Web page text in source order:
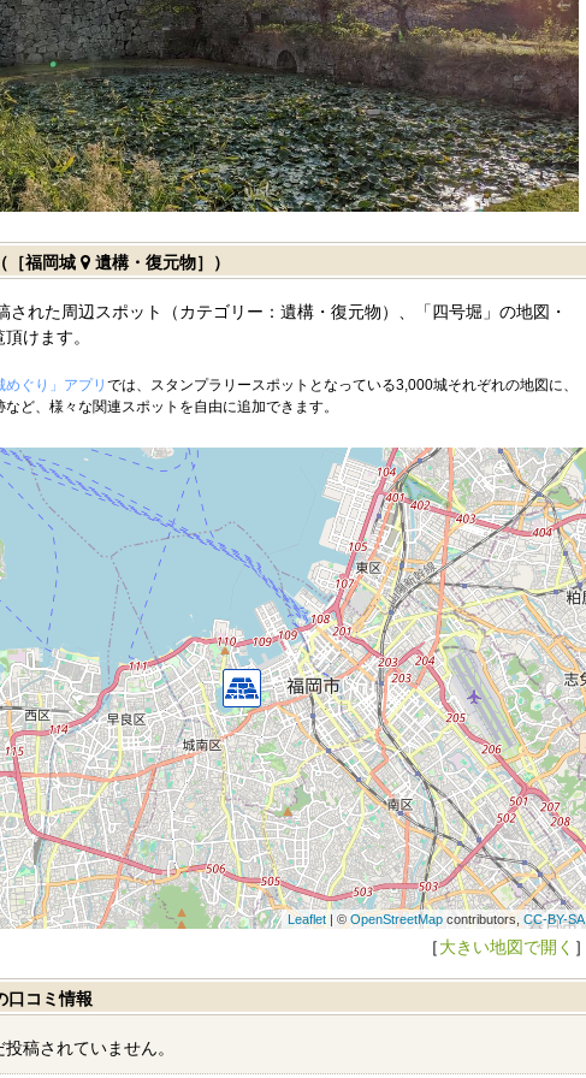
［福岡城 遺構・復元物］）
された周辺スポット（カテゴリー：遺構・復元物）、「四号堀」の地図・
けます。
めぐり」アプリ では、スタンプラリースポットとなっている3,000城それぞれの地図に、
など、様々な関連スポットを自由に追加できます。
Leaflet| © OpenStreetMapcontributors, CC-BY-SA
［大きい地図で開く ］
口コミ情報
稿されていません。